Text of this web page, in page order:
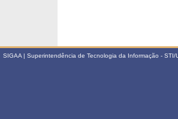
SIGAA | Superintendência de Tecnologia da Informação -